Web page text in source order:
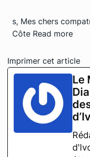
s, Mes chers
Côte Read more
Imprimer cet article
Le